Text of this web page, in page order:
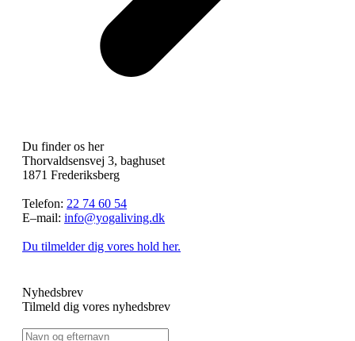
Du finder os her
Thorvaldsensvej 3, baghuset
1871 Frederiksberg
Telefon: 22 74 60 54
E–mail: info@yogaliving.dk
Du tilmelder dig vores hold her.
Nyhedsbrev
Tilmeld dig vores nyhedsbrev